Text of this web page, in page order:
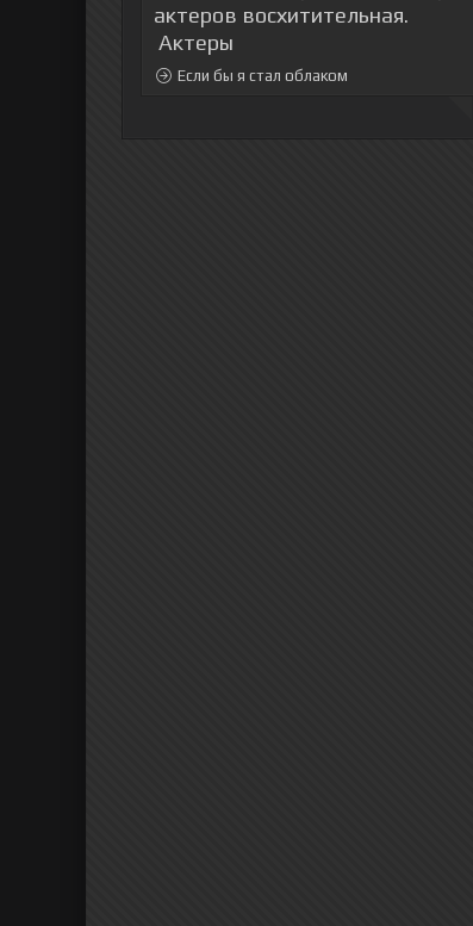
актеров восхитительная.
Актеры
Если бы я стал облаком